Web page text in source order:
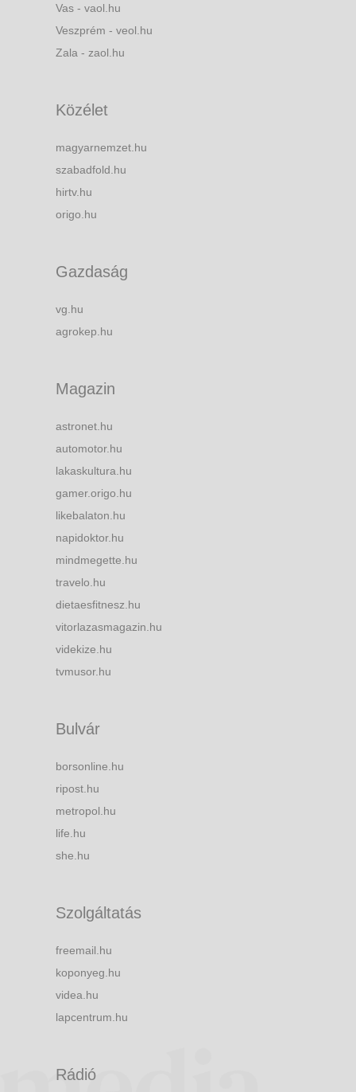
Vas - vaol.hu
Veszprém - veol.hu
Zala - zaol.hu
Közélet
magyarnemzet.hu
szabadfold.hu
hirtv.hu
origo.hu
Gazdaság
vg.hu
agrokep.hu
Magazin
astronet.hu
automotor.hu
lakaskultura.hu
gamer.origo.hu
likebalaton.hu
napidoktor.hu
mindmegette.hu
travelo.hu
dietaesfitnesz.hu
vitorlazasmagazin.hu
videkize.hu
tvmusor.hu
Bulvár
borsonline.hu
ripost.hu
metropol.hu
life.hu
she.hu
Szolgáltatás
freemail.hu
koponyeg.hu
videa.hu
lapcentrum.hu
Rádió